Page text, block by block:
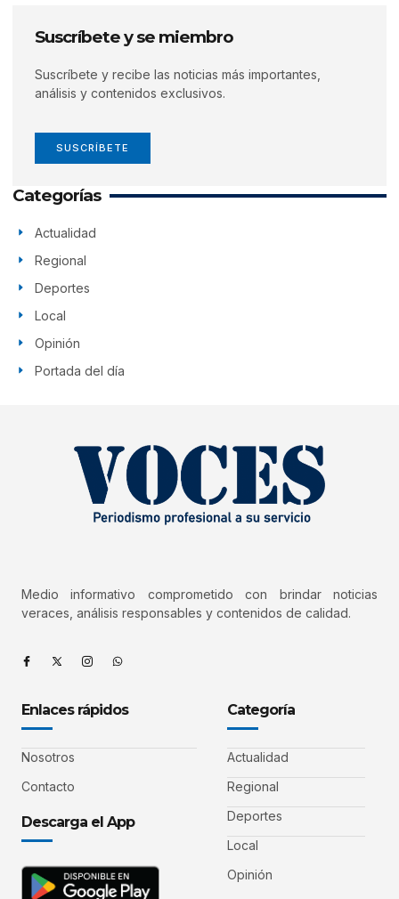
Suscríbete y se miembro
Suscríbete y recibe las noticias más importantes,
análisis y contenidos exclusivos.
SUSCRÍBETE
Categorías
Actualidad
Regional
Deportes
Local
Opinión
Portada del día
Medio informativo comprometido con brindar noticias
veraces, análisis responsables y contenidos de calidad.
Enlaces rápidos
Nosotros
Contacto
Descarga el App
Categoría
Actualidad
Regional
Deportes
Local
Opinión